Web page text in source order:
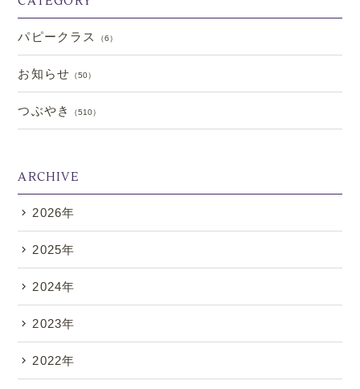
.
パピークラス （6）
お知らせ （50）
つぶやき （510）
ARCHIVE
2026年
2025年
2024年
2023年
2022年